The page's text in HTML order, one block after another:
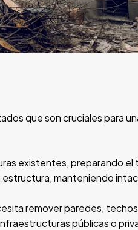
que son cruciales para
existentes, preparando
manteniendo
remover paredes,
públicas o